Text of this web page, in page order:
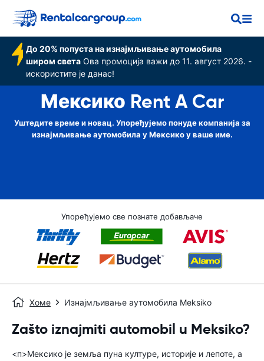
До 20% попуста на изнајмљивање аутомобила
широм света Ова промоција важи до 11. август 2026. -
искористите је данас!
Мексико Rent A Car
Уштедите време и новац. Упоређујемо понуде компанија за
изнајмљивање аутомобила у Мексико у ваше име.
Упоређујемо све познате добављаче
Хоме Изнајмљивање аутомобила Meksiko
Zašto iznajmiti automobil u Meksiko?
<п>Мексико је земља пуна културе, историје и лепоте, а